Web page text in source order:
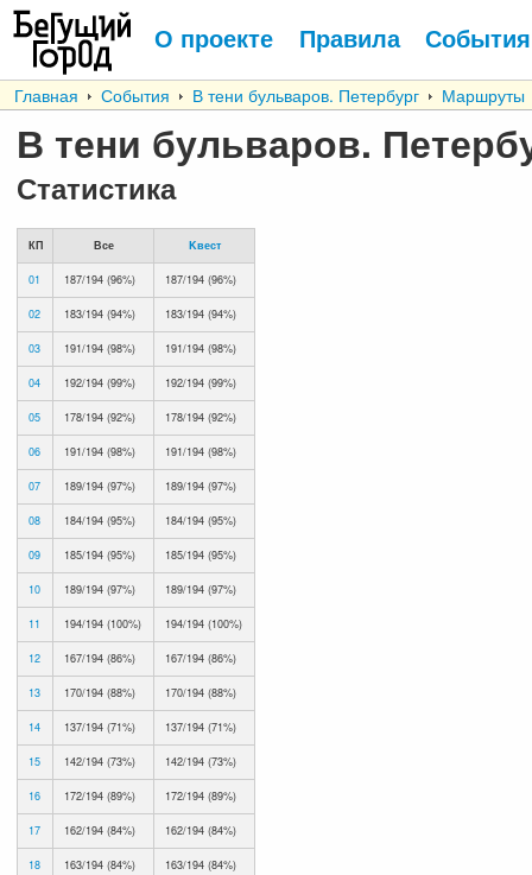
О проекте Правила События
Главная События В тени бульваров. Петербург Маршруты
В тени бульваров.
Статистика
КП Все Kвест
01 187/194 (96%) 187/194 (96%)
02 183/194 (94%) 183/194 (94%)
03 191/194 (98%) 191/194 (98%)
04 192/194 (99%) 192/194 (99%)
05 178/194 (92%) 178/194 (92%)
06 191/194 (98%) 191/194 (98%)
07 189/194 (97%) 189/194 (97%)
08 184/194 (95%) 184/194 (95%)
09 185/194 (95%) 185/194 (95%)
10 189/194 (97%) 189/194 (97%)
11 194/194 (100%) 194/194 (100%)
12 167/194 (86%) 167/194 (86%)
13 170/194 (88%) 170/194 (88%)
14 137/194 (71%) 137/194 (71%)
15 142/194 (73%) 142/194 (73%)
16 172/194 (89%) 172/194 (89%)
17 162/194 (84%) 162/194 (84%)
18 163/194 (84%) 163/194 (84%)